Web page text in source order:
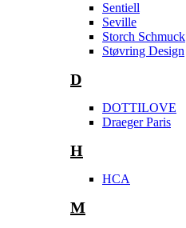
Sentiell
Seville
Storch Schmuck
Støvring Design
D
DOTTILOVE
Draeger Paris
H
HCA
M